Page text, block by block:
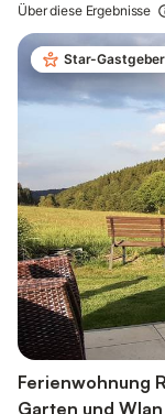
Über diese Ergebnisse
Star-Gastgeber
Ferienwohnung
Garten und Wlan